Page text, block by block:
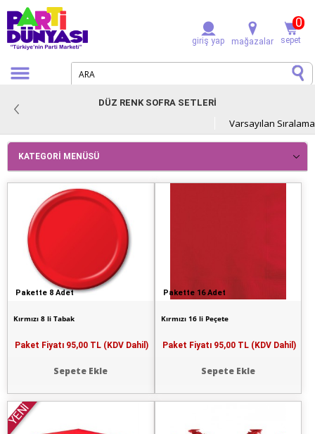
giriş yap mağazalar sepet
0
DÜZ RENK SOFRA SETLERİ
KATEGORI MENÜSÜ
Pakette 8 Adet
Kırmızı 8 li Tabak
Paket Fiyatı 95,00 TL (KDV Dahil)
Sepete Ekle
Pakette 16 Adet
Kırmızı 16 li Peçete
Paket Fiyatı 95,00 TL (KDV Dahil)
Sepete Ekle
YENİ